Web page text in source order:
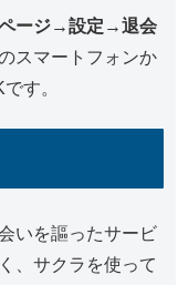
ージ→設定→退会
スマートフォンか
す。
いを謳ったサービ
、サクラを使って